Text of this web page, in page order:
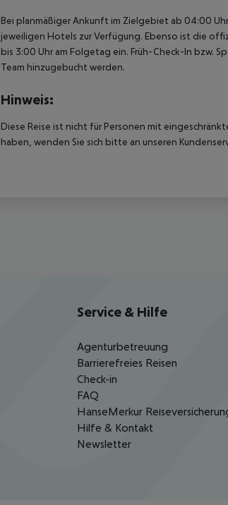
Bei planmäßiger Ankunft im Zielgebiet ab 04:00
jeweiligen Hotels zur Verfügung. Ebenso ist die
bis 3:00 Uhr am Folgetag ein. Früh-Check-In bzw.
Team hinzugebucht werden.
Hinweis:
Diese Reise ist nicht für Personen mit
haben, wenden Sie sich bitte an unseren
Service & Hilfe
Agenturbetreuung
Barrierefreies Reisen
Check-in
FAQ
HanseMerkur
Hilfe & Kontakt
Newsletter